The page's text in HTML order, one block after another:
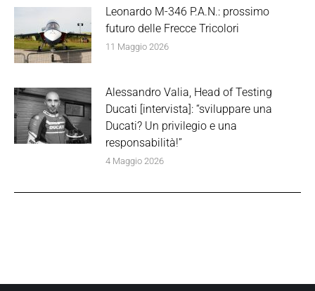
Leonardo M-346 P.A.N.: prossimo
futuro delle Frecce Tricolori
11 Maggio 2026
Alessandro Valia, Head of Testing
Ducati [intervista]: “sviluppare una
Ducati? Un privilegio e una
responsabilità!”
4 Maggio 2026